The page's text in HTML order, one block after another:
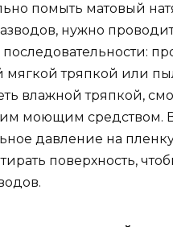
помыть матовый
нужно
мягкой тряпкой или
влажной тряпкой,
моющим средством.
давление на
поверхность,